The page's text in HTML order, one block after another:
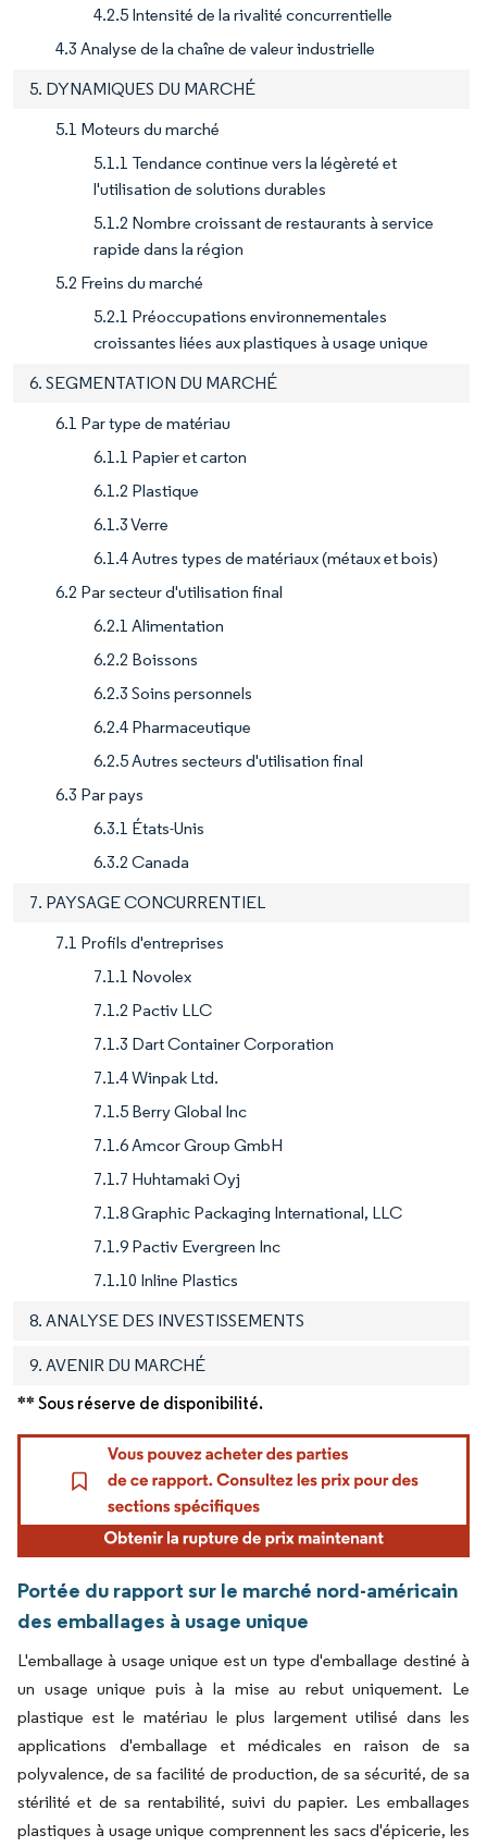
4.2.5 Intensité de la rivalité concurrentielle
4.3 Analyse de la chaîne de valeur industrielle
5. DYNAMIQUES DU MARCHÉ
5.1 Moteurs du marché
5.1.1 Tendance continue vers la légèreté et
l'utilisation de solutions durables
5.1.2 Nombre croissant de restaurants à service
rapide dans la région
5.2 Freins du marché
5.2.1 Préoccupations environnementales
croissantes liées aux plastiques à usage unique
6. SEGMENTATION DU MARCHÉ
6.1 Par type de matériau
6.1.1 Papier et carton
6.1.2 Plastique
6.1.3 Verre
6.1.4 Autres types de matériaux (métaux et bois)
6.2 Par secteur d'utilisation final
6.2.1 Alimentation
6.2.2 Boissons
6.2.3 Soins personnels
6.2.4 Pharmaceutique
6.2.5 Autres secteurs d'utilisation final
6.3 Par pays
6.3.1 États-Unis
6.3.2 Canada
7. PAYSAGE CONCURRENTIEL
7.1 Profils d'entreprises
7.1.1 Novolex
7.1.2 Pactiv LLC
7.1.3 Dart Container Corporation
7.1.4 Winpak Ltd.
7.1.5 Berry Global Inc
7.1.6 Amcor Group GmbH
7.1.7 Huhtamaki Oyj
7.1.8 Graphic Packaging International, LLC
7.1.9 Pactiv Evergreen Inc
7.1.10 Inline Plastics
8. ANALYSE DES INVESTISSEMENTS
9. AVENIR DU MARCHÉ
** Sous réserve de disponibilité.
Portée du rapport sur le marché nord-américain
des emballages à usage unique
L'emballage à usage unique est un type d'emballage destiné à
un usage unique puis à la mise au rebut uniquement. Le
plastique est le matériau le plus largement utilisé dans les
applications d'emballage et médicales en raison de sa
polyvalence, de sa facilité de production, de sa sécurité, de sa
stérilité et de sa rentabilité, suivi du papier. Les emballages
plastiques à usage unique comprennent les sacs d'épicerie, les